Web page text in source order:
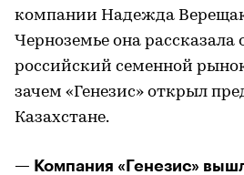
компании Надежда
Черноземье она рассказала
российский семенной
зачем «Генезис» открыл
Казахстане.
— Компания «Генезис»